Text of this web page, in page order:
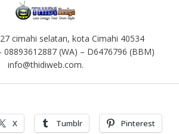
cimahi selatan, kota Cimahi 40534
08893612887 (WA) – D6476796 (BBM)
info@thidiweb.com.
X Tumblr Pinterest